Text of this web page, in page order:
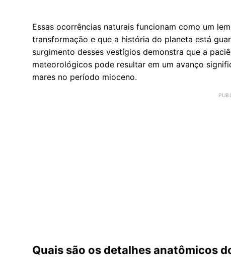
Essas ocorrências naturais funcionam como um
transformação e que a história do planeta está
surgimento desses vestígios demonstra que a
meteorológicos pode resultar em um avanço
mares no período mioceno.
Quais são os detalhes anatômicos